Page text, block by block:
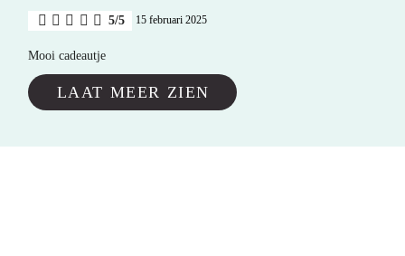
5/5 15 februari 2025
Mooi cadeautje
LAAT MEER ZIEN